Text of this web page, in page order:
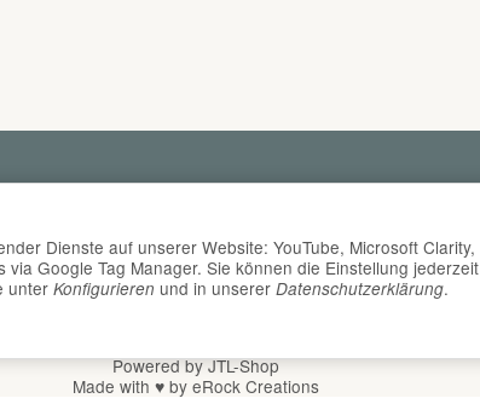
Powered byJTL-Shop
Made with ♥ by eRock Creations
Dienste auf unserer Website: YouTube, Microsoft Clarity,
Google Tag Manager. Sie können die Einstellung jederzeit
unter Konfigurieren und in unserer Datenschutzerklärung.